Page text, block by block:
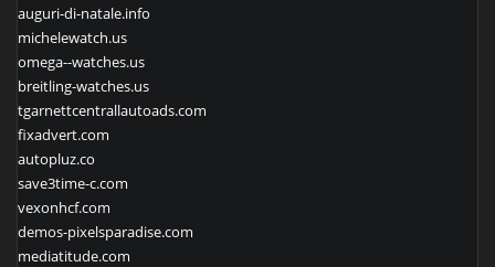
auguri-di-natale.info
michelewatch.us
omega--watches.us
breitling-watches.us
tgarnettcentrallautoads.com
fixadvert.com
autopluz.co
save3time-c.com
vexonhcf.com
demos-pixelsparadise.com
mediatitude.com